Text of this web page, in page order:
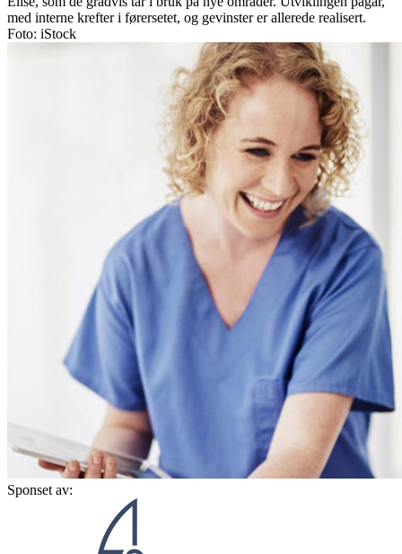
med interne krefter i førersetet, og gevinster er allerede realisert.
Foto: iStock
Sponset av: